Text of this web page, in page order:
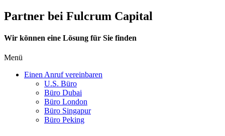
Partner bei Fulcrum Capital
Wir können eine Lösung für Sie finden
Menü
Einen Anruf vereinbaren
U.S. Büro
Büro Dubai
Büro London
Büro Singapur
Büro Peking